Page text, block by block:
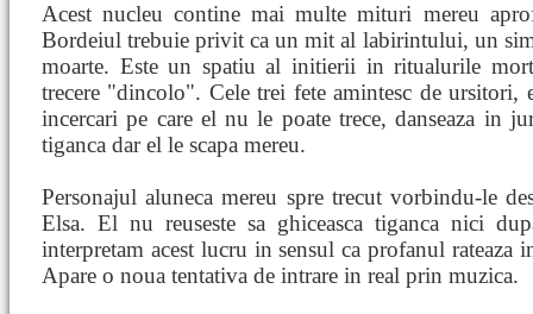
Acest nucleu contine mai multe mituri mereu
Bordeiul trebuie privit ca un mit al labirintului, un
moarte. Este un spatiu al initierii in ritualurile
trecere "dincolo". Cele trei fete amintesc de
incercari pe care el nu le poate trece, danseaza in
tiganca dar el le scapa mereu.
Personajul aluneca mereu spre trecut vorbindu-le
Elsa. El nu reuseste sa ghiceasca tiganca nici
interpretam acest lucru in sensul ca profanul
Apare o noua tentativa de intrare in real prin muzica.